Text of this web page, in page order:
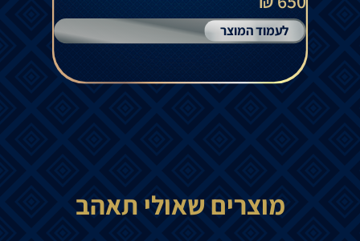
לעמוד המוצר
מוצרים שאולי תאהב